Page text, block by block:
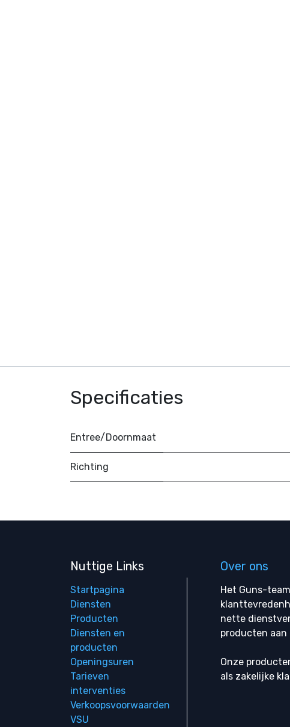
Specificaties
Entree/Doornmaat
Richting
Nuttige Links
Startpagina
Diensten
Producten
Diensten en
producten
Openingsuren
Tarieven
interventies
Verkoopsvoorwaarden
VSU
Over ons
Het Guns-
nette
producten aan
Onze
als zakelijke